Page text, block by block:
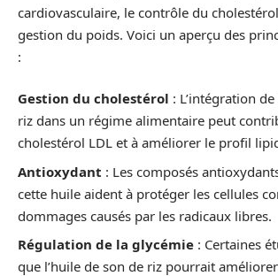
cardiovasculaire, le contrôle du
gestion du poids. Voici un aperçu des
:
Gestion du cholestérol : L’intégration
riz dans un régime alimentaire peut
cholestérol LDL et à améliorer le profil
Antioxydant : Les composés
cette huile aident à protéger les cellules
dommages causés par les radicaux libres.
Régulation de la glycémie : Certaines
que l’huile de son de riz pourrait